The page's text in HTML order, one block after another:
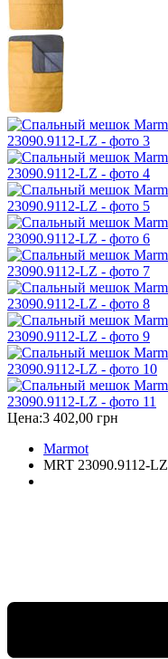
Цена:3 402,00 грн
Marmot
MRT 23090.9112-LZ